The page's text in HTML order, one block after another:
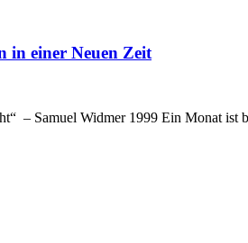
in einer Neuen Zeit
– Samuel Widmer 1999 Ein Monat ist